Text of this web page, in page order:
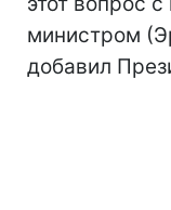
министром
добавил